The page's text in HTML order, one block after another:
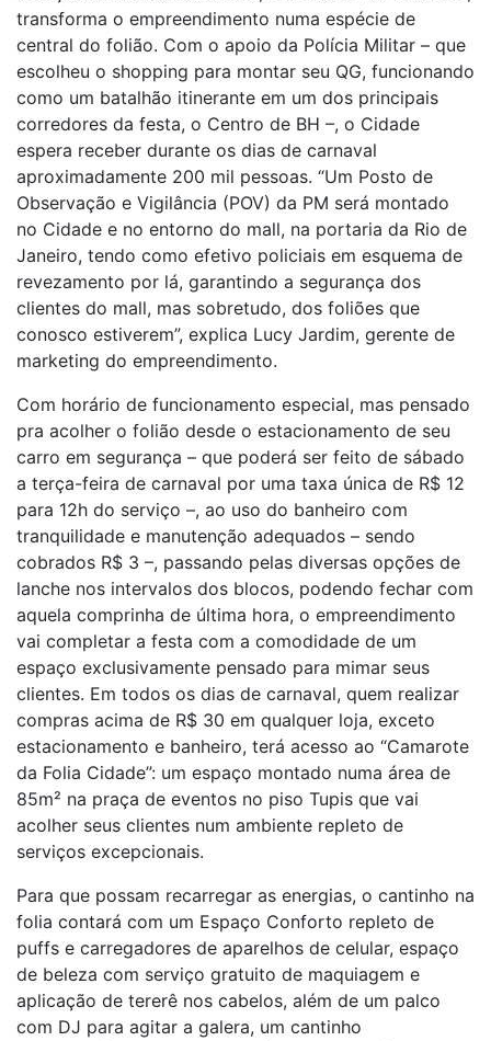
transforma o empreendimento numa espécie de
central do folião. Com o apoio da Polícia Militar – que
escolheu o shopping para montar seu QG, funcionando
como um batalhão itinerante em um dos principais
corredores da festa, o Centro de BH –, o Cidade
espera receber durante os dias de carnaval
aproximadamente 200 mil pessoas. “Um Posto de
Observação e Vigilância (POV) da PM será montado
no Cidade e no entorno do mall, na portaria da Rio de
Janeiro, tendo como efetivo policiais em esquema de
revezamento por lá, garantindo a segurança dos
clientes do mall, mas sobretudo, dos foliões que
conosco estiverem”, explica Lucy Jardim, gerente de
marketing do empreendimento.
Com horário de funcionamento especial, mas pensado
pra acolher o folião desde o estacionamento de seu
carro em segurança – que poderá ser feito de sábado
a terça-feira de carnaval por uma taxa única de R$ 12
para 12h do serviço –, ao uso do banheiro com
tranquilidade e manutenção adequados – sendo
cobrados R$ 3 –, passando pelas diversas opções de
lanche nos intervalos dos blocos, podendo fechar com
aquela comprinha de última hora, o empreendimento
vai completar a festa com a comodidade de um
espaço exclusivamente pensado para mimar seus
clientes. Em todos os dias de carnaval, quem realizar
compras acima de R$ 30 em qualquer loja, exceto
estacionamento e banheiro, terá acesso ao “Camarote
da Folia Cidade”: um espaço montado numa área de
85m² na praça de eventos no piso Tupis que vai
acolher seus clientes num ambiente repleto de
serviços excepcionais.
Para que possam recarregar as energias, o cantinho na
folia contará com um Espaço Conforto repleto de
puffs e carregadores de aparelhos de celular, espaço
de beleza com serviço gratuito de maquiagem e
aplicação de tererê nos cabelos, além de um palco
com DJ para agitar a galera, um cantinho